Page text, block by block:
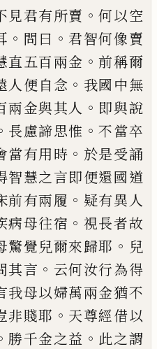
見君有所賣 。何以空
。 問曰 。 君智何像賣
直五百兩金 。前稱爾
人便自念 。 我國中無
兩金與其人 。 即與說
長慮諦思惟 。不當卒
當有用時 。 於是受誦
智慧之言即便還國道
前有兩履 。 疑有異人
病母往宿 。 視長者故
驚覺兒爾來歸耶 。 兒
其言 。 云何汝行為得
我母以婦萬兩金猶不
非賤耶 。 天尊經借以
勝千金之益 。 此之謂